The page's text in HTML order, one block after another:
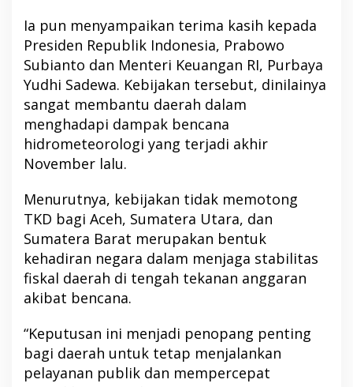
Ia pun menyampaikan terima kasih kepada
Presiden Republik Indonesia, Prabowo
Subianto dan Menteri Keuangan RI, Purbaya
Yudhi Sadewa. Kebijakan tersebut, dinilainya
sangat membantu daerah dalam
menghadapi dampak bencana
hidrometeorologi yang terjadi akhir
November lalu.
Menurutnya, kebijakan tidak memotong
TKD bagi Aceh, Sumatera Utara, dan
Sumatera Barat merupakan bentuk
kehadiran negara dalam menjaga stabilitas
fiskal daerah di tengah tekanan anggaran
akibat bencana.
“Keputusan ini menjadi penopang penting
bagi daerah untuk tetap menjalankan
pelayanan publik dan mempercepat